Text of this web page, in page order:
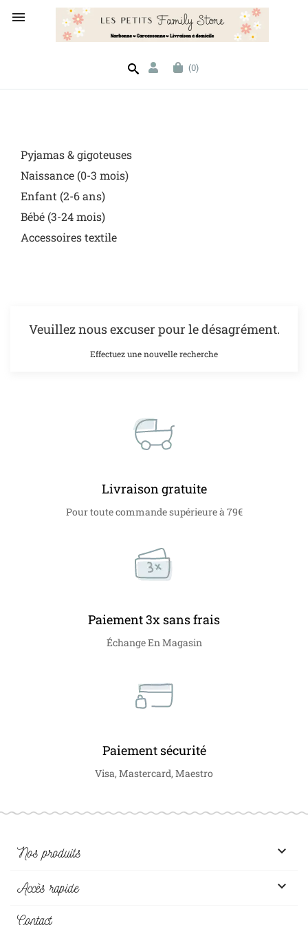

(0)
Pyjamas & gigoteuses
Naissance (0-3 mois)
Enfant (2-6 ans)
Bébé (3-24 mois)
Accessoires textile
Veuillez nous excuser pour le désagrément.
Effectuez une nouvelle recherche
Livraison gratuite
Pour toute commande supérieure à 79€
Paiement 3x sans frais
Échange En Magasin
Paiement sécurité
Visa, Mastercard, Maestro
Nos produits 
Accès rapide 
Contact